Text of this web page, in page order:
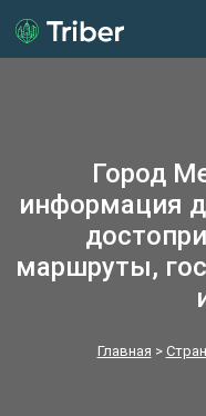
Город
информация
маршруты,
Главная >